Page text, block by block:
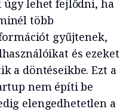
úgy lehet fejlődni, ha
több
gyűjtenek,
és ezeket
a döntéseikbe. Ezt a
nem építi be
elengedhetetlen a